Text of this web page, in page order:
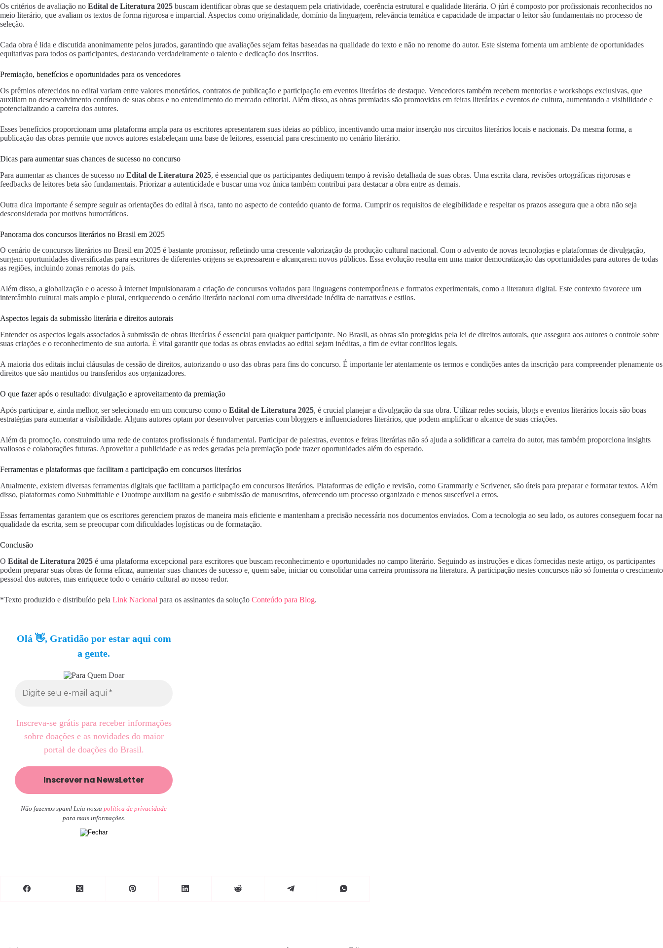
Os critérios de avaliação no Edital de Literatura 2025 buscam identificar obras que se destaquem pela criatividade, coerência estrutural e qualidade literária. O júri é composto por profissionais reconhecidos no
meio literário, que avaliam os textos de forma rigorosa e imparcial. Aspectos como originalidade, domínio da linguagem, relevância temática e capacidade de impactar o leitor são fundamentais no processo de
seleção.
Cada obra é lida e discutida anonimamente pelos jurados, garantindo que avaliações sejam feitas baseadas na qualidade do texto e não no renome do autor. Este sistema fomenta um ambiente de oportunidades
equitativas para todos os participantes, destacando verdadeiramente o talento e dedicação dos inscritos.
Premiação, benefícios e oportunidades para os vencedores
Os prêmios oferecidos no edital variam entre valores monetários, contratos de publicação e participação em eventos literários de destaque. Vencedores também recebem mentorias e workshops exclusivas, que
auxiliam no desenvolvimento contínuo de suas obras e no entendimento do mercado editorial. Além disso, as obras premiadas são promovidas em feiras literárias e eventos de cultura, aumentando a visibilidade e
potencializando a carreira dos autores.
Esses benefícios proporcionam uma plataforma ampla para os escritores apresentarem suas ideias ao público, incentivando uma maior inserção nos circuitos literários locais e nacionais. Da mesma forma, a
publicação das obras permite que novos autores estabeleçam uma base de leitores, essencial para crescimento no cenário literário.
Dicas para aumentar suas chances de sucesso no concurso
Para aumentar as chances de sucesso no Edital de Literatura 2025, é essencial que os participantes dediquem tempo à revisão detalhada de suas obras. Uma escrita clara, revisões ortográficas rigorosas e
feedbacks de leitores beta são fundamentais. Priorizar a autenticidade e buscar uma voz única também contribui para destacar a obra entre as demais.
Outra dica importante é sempre seguir as orientações do edital à risca, tanto no aspecto de conteúdo quanto de forma. Cumprir os requisitos de elegibilidade e respeitar os prazos assegura que a obra não seja
desconsiderada por motivos burocráticos.
Panorama dos concursos literários no Brasil em 2025
O cenário de concursos literários no Brasil em 2025 é bastante promissor, refletindo uma crescente valorização da produção cultural nacional. Com o advento de novas tecnologias e plataformas de divulgação,
surgem oportunidades diversificadas para escritores de diferentes origens se expressarem e alcançarem novos públicos. Essa evolução resulta em uma maior democratização das oportunidades para autores de todas
as regiões, incluindo zonas remotas do país.
Além disso, a globalização e o acesso à internet impulsionaram a criação de concursos voltados para linguagens contemporâneas e formatos experimentais, como a literatura digital. Este contexto favorece um
intercâmbio cultural mais amplo e plural, enriquecendo o cenário literário nacional com uma diversidade inédita de narrativas e estilos.
Aspectos legais da submissão literária e direitos autorais
Entender os aspectos legais associados à submissão de obras literárias é essencial para qualquer participante. No Brasil, as obras são protegidas pela lei de direitos autorais, que assegura aos autores o controle sobre
suas criações e o reconhecimento de sua autoria. É vital garantir que todas as obras enviadas ao edital sejam inéditas, a fim de evitar conflitos legais.
A maioria dos editais inclui cláusulas de cessão de direitos, autorizando o uso das obras para fins do concurso. É importante ler atentamente os termos e condições antes da inscrição para compreender plenamente os
direitos que são mantidos ou transferidos aos organizadores.
O que fazer após o resultado: divulgação e aproveitamento da premiação
Após participar e, ainda melhor, ser selecionado em um concurso como o Edital de Literatura 2025, é crucial planejar a divulgação da sua obra. Utilizar redes sociais, blogs e eventos literários locais são boas
estratégias para aumentar a visibilidade. Alguns autores optam por desenvolver parcerias com bloggers e influenciadores literários, que podem amplificar o alcance de suas criações.
Além da promoção, construindo uma rede de contatos profissionais é fundamental. Participar de palestras, eventos e feiras literárias não só ajuda a solidificar a carreira do autor, mas também proporciona insights
valiosos e colaborações futuras. Aproveitar a publicidade e as redes geradas pela premiação pode trazer oportunidades além do esperado.
Ferramentas e plataformas que facilitam a participação em concursos literários
Atualmente, existem diversas ferramentas digitais que facilitam a participação em concursos literários. Plataformas de edição e revisão, como Grammarly e Scrivener, são úteis para preparar e formatar textos. Além
disso, plataformas como Submittable e Duotrope auxiliam na gestão e submissão de manuscritos, oferecendo um processo organizado e menos suscetível a erros.
Essas ferramentas garantem que os escritores gerenciem prazos de maneira mais eficiente e mantenham a precisão necessária nos documentos enviados. Com a tecnologia ao seu lado, os autores conseguem focar na
qualidade da escrita, sem se preocupar com dificuldades logísticas ou de formatação.
Conclusão
O Edital de Literatura 2025 é uma plataforma excepcional para escritores que buscam reconhecimento e oportunidades no campo literário. Seguindo as instruções e dicas fornecidas neste artigo, os participantes
podem preparar suas obras de forma eficaz, aumentar suas chances de sucesso e, quem sabe, iniciar ou consolidar uma carreira promissora na literatura. A participação nestes concursos não só fomenta o crescimento
pessoal dos autores, mas enriquece todo o cenário cultural ao nosso redor.
*Texto produzido e distribuído pela Link Nacional para os assinantes da solução Conteúdo para Blog.
Olá 👋, Gratidão por estar aqui com
a gente.
Inscreva-se grátis para receber informações
sobre doações e as novidades do maior
portal de doações do Brasil.
Não fazemos spam! Leia nossa política de privacidade
para mais informações.